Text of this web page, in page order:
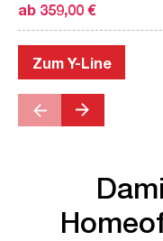
ab 359,00 €
Zum Y-Line